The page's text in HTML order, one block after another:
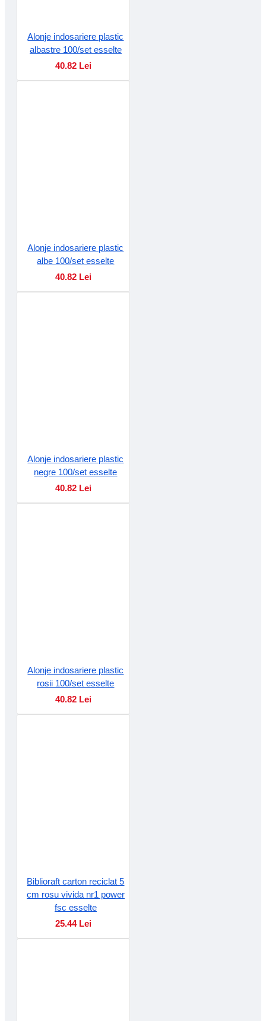
Alonje indosariere plastic
albastre 100/set esselte
40.82 Lei
Alonje indosariere plastic
albe 100/set esselte
40.82 Lei
Alonje indosariere plastic
negre 100/set esselte
40.82 Lei
Alonje indosariere plastic
rosii 100/set esselte
40.82 Lei
Biblioraft carton reciclat 5
cm rosu vivida nr1 power
fsc esselte
25.44 Lei